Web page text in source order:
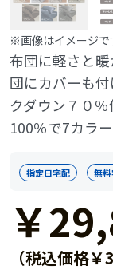
※画像はイメージで
布団に軽さと
団にカバーも
クダウン７０
100％で7カラ
指定日宅配 無
￥
（税込価格￥